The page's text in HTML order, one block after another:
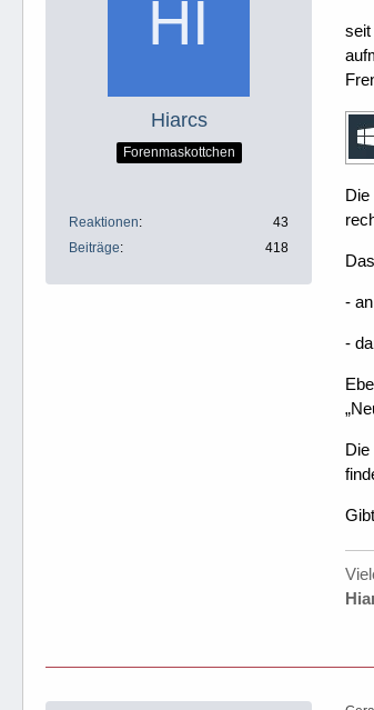
Hiarcs
Forenmaskottchen
Reaktionen
43
Beiträge
418
seit
Die
-
-
Die